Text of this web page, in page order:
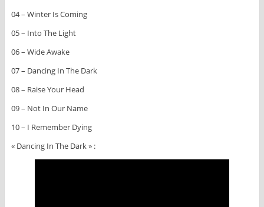
04 – Winter Is Coming
05 – Into The Light
06 – Wide Awake
07 – Dancing In The Dark
08 – Raise Your Head
09 – Not In Our Name
10 – I Remember Dying
« Dancing In The Dark » :